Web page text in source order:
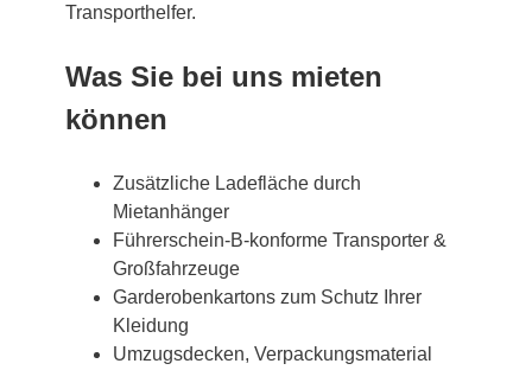
Transporthelfer.
Was Sie bei uns mieten
können
Zusätzliche Ladefläche durch
Mietanhänger
Führerschein-B-konforme Transporter &
Großfahrzeuge
Garderobenkartons zum Schutz Ihrer
Kleidung
Umzugsdecken, Verpackungsmaterial